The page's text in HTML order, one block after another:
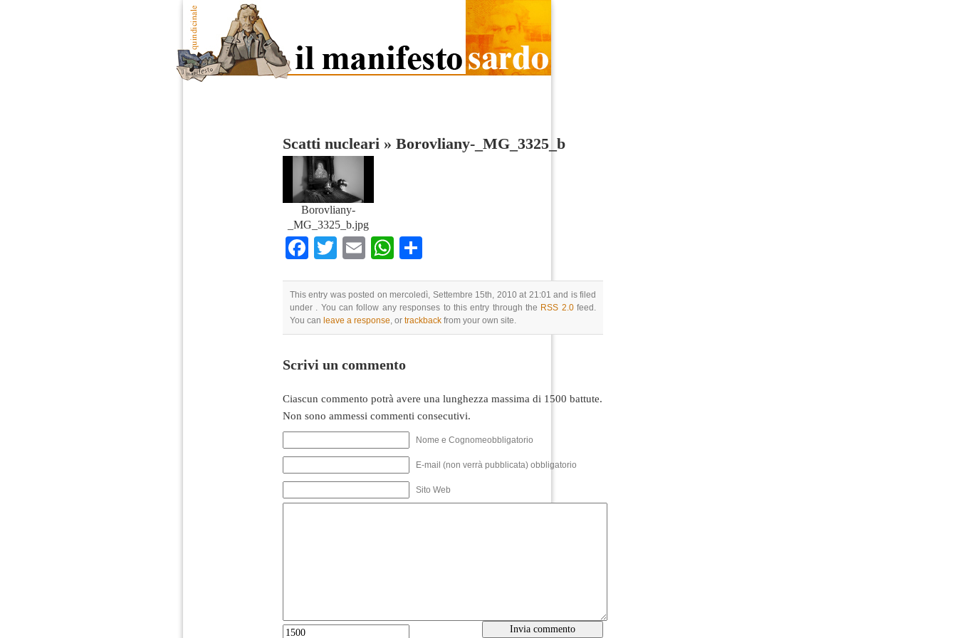
Scatti nucleari » Borovliany-_MG_3325_b
Borovliany-
_MG_3325_b.jpg
Facebook
TwitterEmailWhatsApp
This entry was posted on mercoledì, Settembre 15th, 2010 at 21:01 and is filed
under . You can follow any responses to this entry through the RSS 2.0feed.
You can leave a response, or trackback from your own site.
Scrivi un commento
Ciascun commento potrà avere una lunghezza massima di 1500 battute.
Non sono ammessi commenti consecutivi.
Nome e Cognomeobbligatorio
E-mail (non verrà pubblicata) obbligatorio
Sito Web